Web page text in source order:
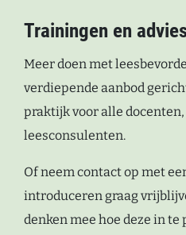
Trainingen en
Meer doen met
verdiepende aanbod
praktijk voor alle
leesconsulenten.
Of neem contact op met
introduceren graag
denken mee hoe deze in te